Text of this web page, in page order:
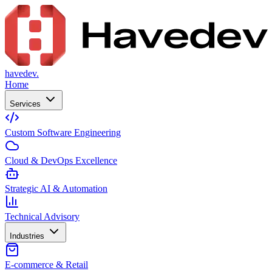
havedev.
Home
Services
Custom Software Engineering
Cloud & DevOps Excellence
Strategic AI & Automation
Technical Advisory
Industries
E-commerce & Retail